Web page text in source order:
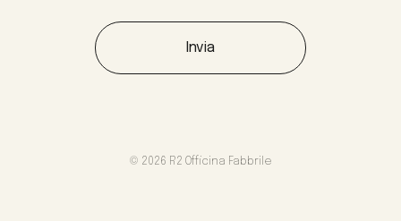
Invia
© 2026 R2 Officina Fabbrile